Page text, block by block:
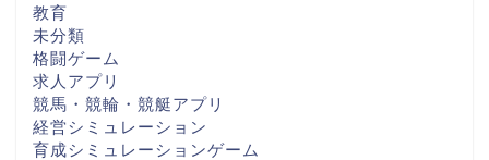
教育
未分類
格闘ゲーム
求人アプリ
競馬・競輪・競艇アプリ
経営シミュレーション
育成シミュレーションゲーム